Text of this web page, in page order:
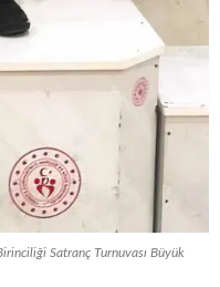
Satranç Turnuvası Büyük